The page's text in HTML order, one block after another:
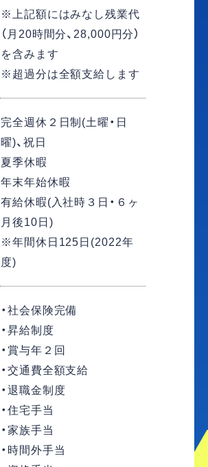
※上記額にはみなし残業代
（月20時間分、28,000円分）
を含みます
※超過分は全額支給します
完全週休２日制(土曜・日
曜)、祝日
夏季休暇
年末年始休暇
有給休暇(入社時３日・６ヶ
月後10日)
※年間休日125日(2022年
度)
・社会保険完備
・昇給制度
・賞与年２回
・交通費全額支給
・退職金制度
・住宅手当
・家族手当
・時間外手当